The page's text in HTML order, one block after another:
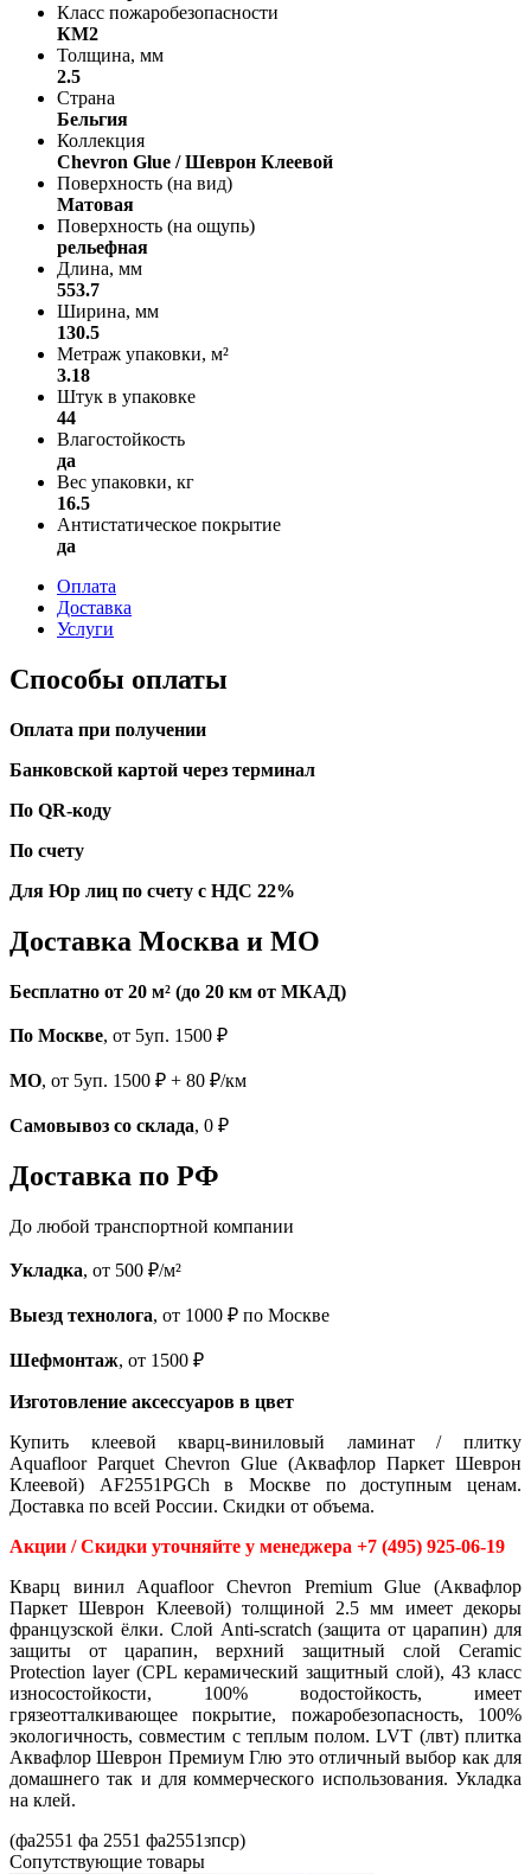
Класс пожаробезопасности
КМ2
Толщина, мм
2.5
Страна
Бельгия
Коллекция
Chevron Glue / Шеврон Клеевой
Поверхность (на вид)
Матовая
Поверхность (на ощупь)
рельефная
Длина, мм
553.7
Ширина, мм
130.5
Метраж упаковки, м²
3.18
Штук в упаковке
44
Влагостойкость
да
Вес упаковки, кг
16.5
Антистатическое покрытие
да
Оплата
Доставка
Услуги
Способы оплаты
Оплата при получении
Банковской картой через терминал
По QR-коду
По счету
Для Юр лиц по счету с НДС 22%
Доставка Москва и МО
Бесплатно от 20 м² (до 20 км от МКАД)
По Москве, от 5уп. 1500 ₽
МО, от 5уп. 1500 ₽ + 80 ₽/км
Самовывоз со склада, 0 ₽
Доставка по РФ
До любой транспортной компании
Укладка, от 500 ₽/м²
Выезд технолога, от 1000 ₽ по Москве
Шефмонтаж, от 1500 ₽
Изготовление аксессуаров в цвет
Купить клеевой кварц-виниловый ламинат / плитку
Aquafloor Parquet Chevron Glue (Аквафлор Паркет Шеврон
Клеевой) AF2551PGCh в Москве по доступным ценам.
Доставка по всей России. Скидки от объема.
Акции / Скидки уточняйте у менеджера +7 (495) 925-06-19
Кварц винил Aquafloor Chevron Premium Glue (Аквафлор
Паркет Шеврон Клеевой) толщиной 2.5 мм имеет декоры
французской ёлки. Слой Anti-scratch (защита от царапин) для
защиты от царапин, верхний защитный слой Ceramic
Protection layer (CPL керамический защитный слой), 43 класс
износостойкости, 100% водостойкость, имеет
грязеотталкивающее покрытие, пожаробезопасность, 100%
экологичность, совместим с теплым полом. LVT (лвт) плитка
Аквафлор Шеврон Премиум Глю это отличный выбор как для
домашнего так и для коммерческого использования. Укладка
на клей.
(фа2551 фа 2551 фа2551зпср)
Cопутствующие товары